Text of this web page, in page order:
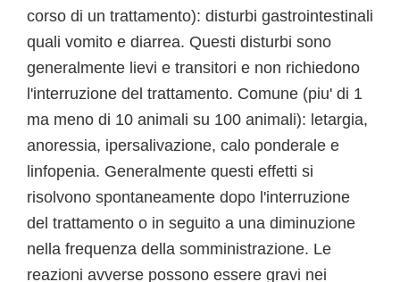
corso di un trattamento): disturbi gastrointestinali
quali vomito e diarrea. Questi disturbi sono
generalmente lievi e transitori e non richiedono
l'interruzione del trattamento. Comune (piu' di 1
ma meno di 10 animali su 100 animali): letargia,
anoressia, ipersalivazione, calo ponderale e
linfopenia. Generalmente questi effetti si
risolvono spontaneamente dopo l'interruzione
del trattamento o in seguito a una diminuzione
nella frequenza della somministrazione. Le
reazioni avverse possono essere gravi nei